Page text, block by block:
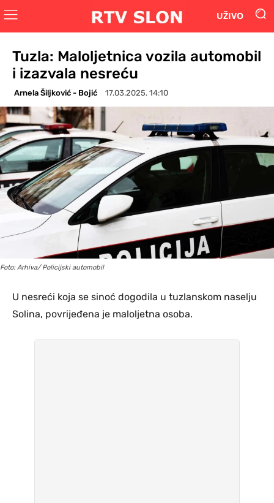
UŽIVO
Tuzla: Maloljetnica vozila automobil
i izazvala nesreću
Arnela Šiljković - Bojić 17.03.2025. 14:10
Foto: Arhiva/ Policijski automobil
U nesreći koja se sinoć dogodila u tuzlanskom naselju
Solina, povrijeđena je maloljetna osoba.